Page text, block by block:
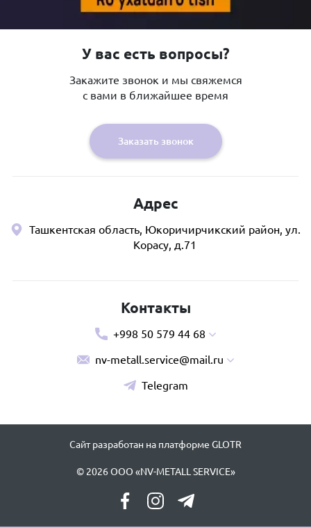
У вас есть вопросы?
Закажите звонок и мы свяжемся
с вами в ближайшее время
Заказать звонок
Адрес
Ташкентская область, Юкоричирчикский район, ул.
Корасу, д.71
Контакты
+998 50 579 44 68
nv-metall.service@mail.ru
Telegram
Сайт разработан на платформе GLOTR
© 2026 ООО «NV-METALL SERVICE»